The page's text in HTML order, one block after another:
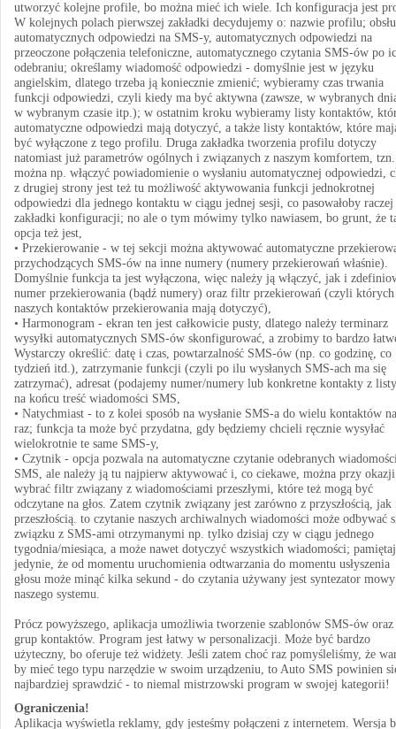
utworzyć kolejne profile, bo można mieć ich wiele. Ich konfiguracja jest
W kolejnych polach pierwszej zakładki decydujemy o: nazwie profilu;
automatycznych odpowiedzi na SMS-y, automatycznych odpowiedzi na
przeoczone połączenia telefoniczne, automatycznego czytania SMS-ów po
odebraniu; określamy wiadomość odpowiedzi - domyślnie jest w języku
angielskim, dlatego trzeba ją koniecznie zmienić; wybieramy czas trwania
funkcji odpowiedzi, czyli kiedy ma być aktywna (zawsze, w wybranych
w wybranym czasie itp.); w ostatnim kroku wybieramy listy kontaktów,
automatyczne odpowiedzi mają dotyczyć, a także listy kontaktów, które
być wyłączone z tego profilu. Druga zakładka tworzenia profilu dotyczy
natomiast już parametrów ogólnych i związanych z naszym komfortem, tzn.
można np. włączyć powiadomienie o wysłaniu automatycznej odpowiedzi,
z drugiej strony jest też tu możliwość aktywowania funkcji jednokrotnej
odpowiedzi dla jednego kontaktu w ciągu jednej sesji, co pasowałoby raczej
zakładki konfiguracji; no ale o tym mówimy tylko nawiasem, bo grunt, że
opcja też jest,
• Przekierowanie - w tej sekcji można aktywować automatyczne
przychodzących SMS-ów na inne numery (numery przekierowań właśnie).
Domyślnie funkcja ta jest wyłączona, więc należy ją włączyć, jak i
numer przekierowania (bądź numery) oraz filtr przekierowań (czyli
naszych kontaktów przekierowania mają dotyczyć),
• Harmonogram - ekran ten jest całkowicie pusty, dlatego należy terminarz
wysyłki automatycznych SMS-ów skonfigurować, a zrobimy to bardzo
Wystarczy określić: datę i czas, powtarzalność SMS-ów (np. co godzinę, co
tydzień itd.), zatrzymanie funkcji (czyli po ilu wysłanych SMS-ach ma się
zatrzymać), adresat (podajemy numer/numery lub konkretne kontakty z
na końcu treść wiadomości SMS,
• Natychmiast - to z kolei sposób na wysłanie SMS-a do wielu kontaktów na
raz; funkcja ta może być przydatna, gdy będziemy chcieli ręcznie wysyłać
wielokrotnie te same SMS-y,
• Czytnik - opcja pozwala na automatyczne czytanie odebranych
SMS, ale należy ją tu najpierw aktywować i, co ciekawe, można przy okazji
wybrać filtr związany z wiadomościami przeszłymi, które też mogą być
odczytane na głos. Zatem czytnik związany jest zarówno z przyszłością, jak
przeszłością. to czytanie naszych archiwalnych wiadomości może odbywać
związku z SMS-ami otrzymanymi np. tylko dzisiaj czy w ciągu jednego
tygodnia/miesiąca, a może nawet dotyczyć wszystkich wiadomości;
jedynie, że od momentu uruchomienia odtwarzania do momentu usłyszenia
głosu może minąć kilka sekund - do czytania używany jest syntezator
naszego systemu.
Prócz powyższego, aplikacja umożliwia tworzenie szablonów SMS-ów oraz
grup kontaktów. Program jest łatwy w personalizacji. Może być bardzo
użyteczny, bo oferuje też widżety. Jeśli zatem choć raz pomyśleliśmy, że
by mieć tego typu narzędzie w swoim urządzeniu, to Auto SMS powinien
najbardziej sprawdzić - to niemal mistrzowski program w swojej kategorii!
Ograniczenia!
Aplikacja wyświetla reklamy, gdy jesteśmy połączeni z internetem. Wersja